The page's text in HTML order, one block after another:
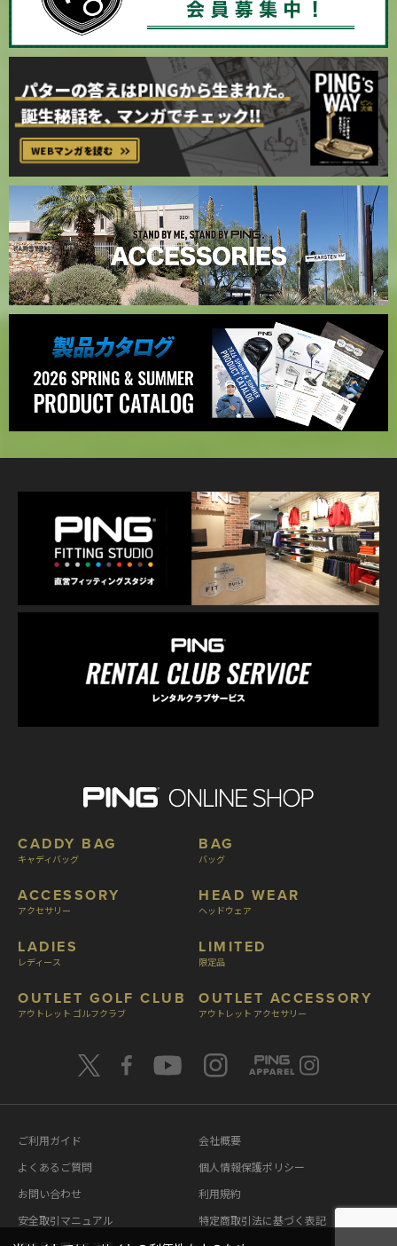
CADDY BAG
キャディバッグ
ACCESSORY
アクセサリー
LADIES
レディース
OUTLET GOLF CLUB
アウトレット ゴルフクラブ
BAG
バッグ
HEAD WEAR
ヘッドウェア
LIMITED
限定品
OUTLET ACCESSORY
アウトレット アクセサリー
ご利用ガイド
よくあるご質問
お問い合わせ
安全取引マニュアル
会社概要
個人情報保護ポリシー
利用規約
特定商取引法に基づく表記